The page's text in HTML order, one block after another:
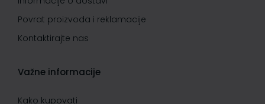
Povrat proizvoda i reklamacije
Kontaktirajte nas
Važne informacije
Kako kupovati